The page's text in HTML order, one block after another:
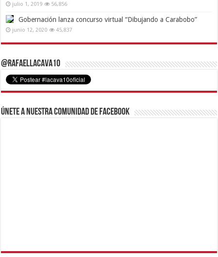
julio 1, 2019 56,856
Gobernación lanza concurso virtual “Dibujando a Carabobo”
junio 12, 2020 45,837
@RafaelLacava10
Únete a nuestra comunidad de Facebook